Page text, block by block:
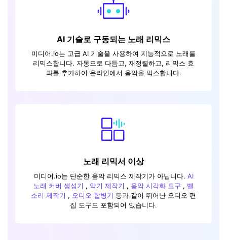
AI 기술로 구동되는 노래 리믹스
미디어.io는 고급 AI 기술을 사용하여 지능적으로 노래를
리믹스합니다. 자동으로 다듬고, 재정렬하고, 리믹스 효
과를 추가하여 온라인에서 음악을 믹스합니다.
노래 리믹서 이상
미디어.io는 단순한 음악 리믹스 제작기가 아닙니다. AI
노래 커버 생성기 , 악기 제작기 , 음악 시각화 도구 , 벨
소리 제작기 , 오디오 합병기 등과 같이 뛰어난 오디오 편
집 도구도 포함되어 있습니다.